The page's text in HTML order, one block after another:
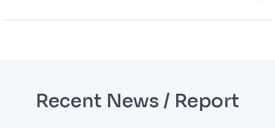
Recent News / Report